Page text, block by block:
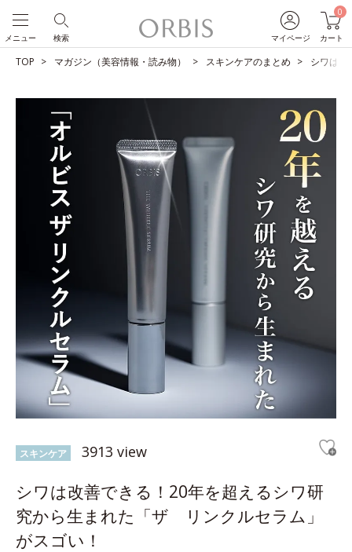
マイページ
0
カート
検索
メニュー
TOP マガジン（美容情報・読み物） スキンケアのまとめ シワは
スキンケア 3913 view
シワは改善できる！20年を超えるシワ研
究から生まれた「ザ リンクルセラム」
がスゴい！